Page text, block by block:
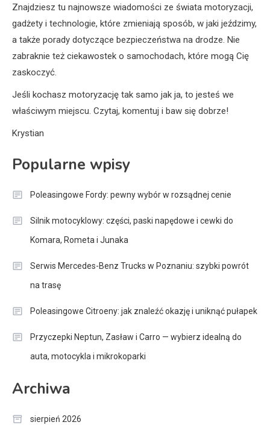
Znajdziesz tu najnowsze wiadomości ze świata motoryzacji,
gadżety i technologie, które zmieniają sposób, w jaki jeździmy,
a także porady dotyczące bezpieczeństwa na drodze. Nie
zabraknie też ciekawostek o samochodach, które mogą Cię
zaskoczyć.
Jeśli kochasz motoryzację tak samo jak ja, to jesteś we
właściwym miejscu. Czytaj, komentuj i baw się dobrze!
Krystian
Popularne wpisy
Poleasingowe Fordy: pewny wybór w rozsądnej cenie
Silnik motocyklowy: części, paski napędowe i cewki do
Komara, Rometa i Junaka
Serwis Mercedes-Benz Trucks w Poznaniu: szybki powrót
na trasę
Poleasingowe Citroeny: jak znaleźć okazję i uniknąć pułapek
Przyczepki Neptun, Zasław i Carro — wybierz idealną do
auta, motocykla i mikrokoparki
Archiwa
sierpień 2026